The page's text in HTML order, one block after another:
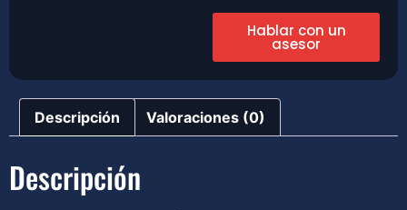
Hablar con un
asesor
Descripción Valoraciones (0)
Descripción